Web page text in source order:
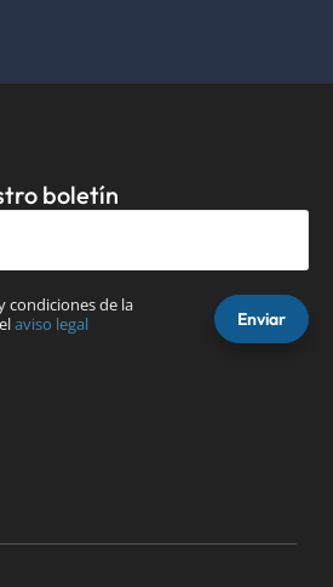
boletín
condiciones de la
aviso legal